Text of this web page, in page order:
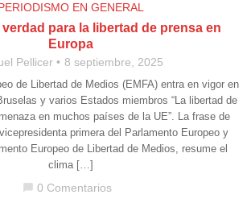
EN GENERAL
verdad para la libertad de prensa en
Europa
Pellicer 8 septiembre, 2025
de Libertad de Medios (EMFA) entra en vigor en
y varios Estados miembros “La libertad de
en muchos países de la UE”. La frase de
primera del Parlamento Europeo y
Europeo de Libertad de Medios, resume el
clima […]
chat_bubble 0 Comentarios